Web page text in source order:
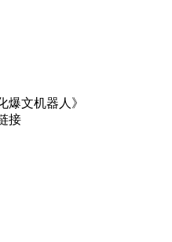
爆文机器人》
接